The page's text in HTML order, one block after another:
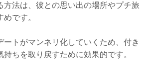
方法は、彼との思い出の場所やプチ旅
です。
トがマンネリ化していくため、付き
ちを取り戻すために効果的です。